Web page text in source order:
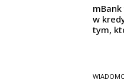
w
tym,